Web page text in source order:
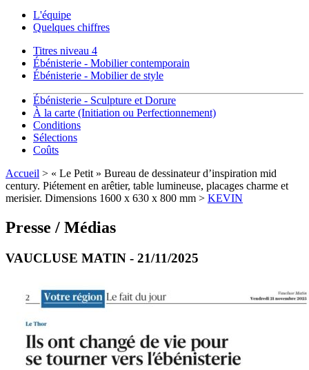
L'équipe
Quelques chiffres
Titres niveau 4
Ébénisterie - Mobilier contemporain
Ébénisterie - Mobilier de style
Ébénisterie - Sculpture et Dorure
À la carte (Initiation ou Perfectionnement)
Conditions
Sélections
Coûts
Accueil > « Le Petit » Bureau de dessinateur d’inspiration mid
century. Piétement en arêtier, table lumineuse, placages charme et
merisier. Dimensions 1600 x 630 x 800 mm > KEVIN
Presse / Médias
VAUCLUSE MATIN - 21/11/2025